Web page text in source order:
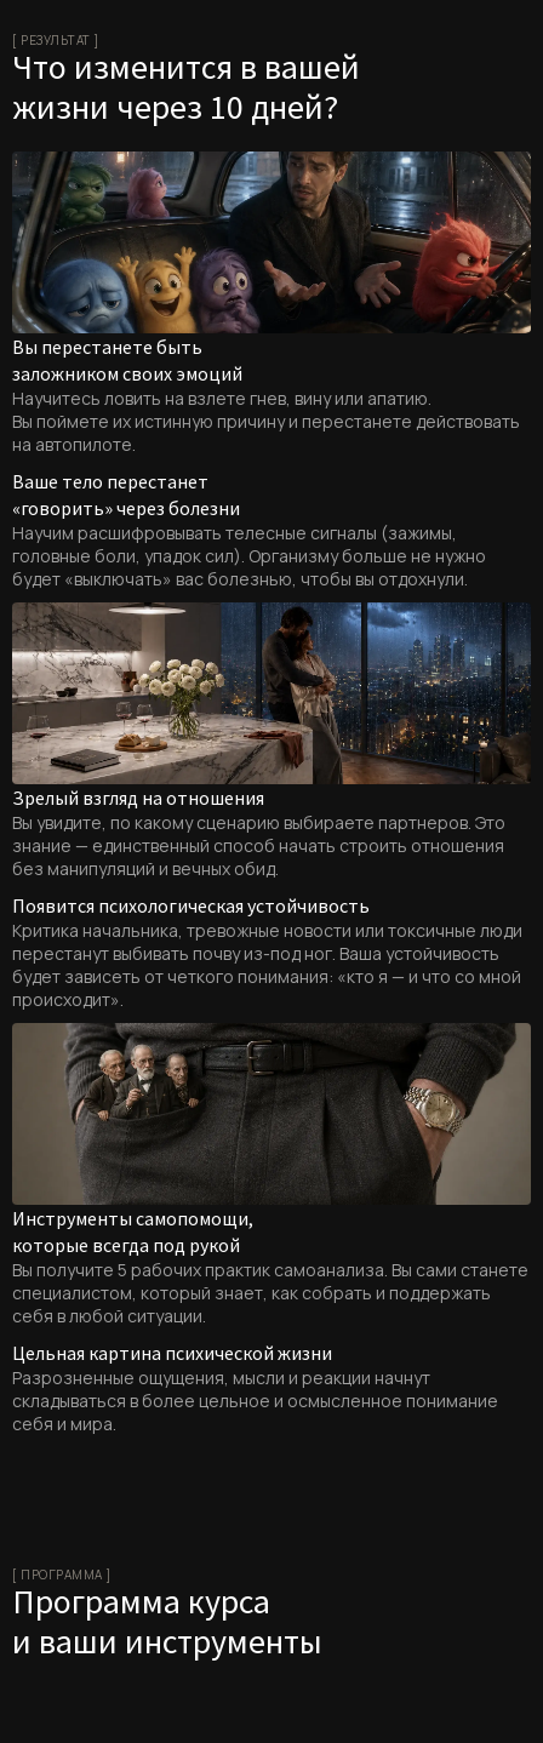
[ РЕЗУЛЬТАТ ]
Что изменится в вашей
жизни через 10 дней?
Вы перестанете быть
заложником своих эмоций
Научитесь ловить на взлете гнев, вину или апатию.
Вы поймете их истинную причину и перестанете действовать
на автопилоте.
Ваше тело перестанет
«говорить» через болезни
Научим расшифровывать телесные сигналы (зажимы,
головные боли, упадок сил). Организму больше не нужно
будет «выключать» вас болезнью, чтобы вы отдохнули.
Зрелый взгляд на отношения
Вы увидите, по какому сценарию выбираете партнеров. Это
знание — единственный способ начать строить отношения
без манипуляций и вечных обид.
Появится психологическая устойчивость
Критика начальника, тревожные новости или токсичные люди
перестанут выбивать почву из-под ног. Ваша устойчивость
будет зависеть от четкого понимания: «кто я — и что со мной
происходит».
Инструменты самопомощи,
которые всегда под рукой
Вы получите 5 рабочих практик самоанализа. Вы сами станете
специалистом, который знает, как собрать и поддержать
себя в любой ситуации.
Цельная картина психической жизни
Разрозненные ощущения, мысли и реакции начнут
складываться в более цельное и осмысленное понимание
себя и мира.
[ ПРОГРАММА ]
Программа курса
и ваши инструменты